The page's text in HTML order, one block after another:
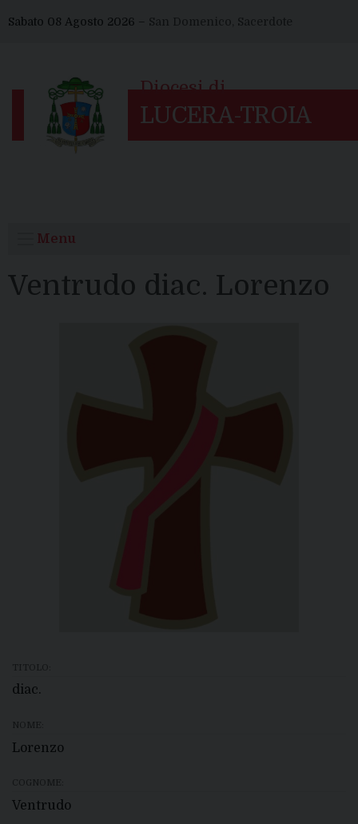
toSabato 08 Agosto 2026 – San Domenico, Sacerdote
Menu
Ventrudo diac. Lorenzo
TITOLO:
diac.
NOME:
Lorenzo
COGNOME:
Ventrudo